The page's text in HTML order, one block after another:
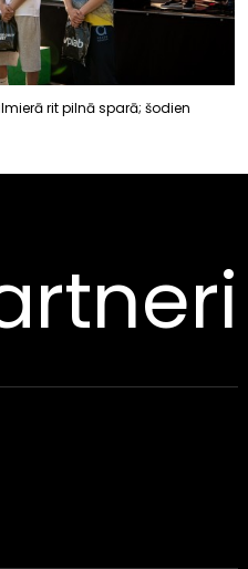
rit pilnā sparā; šodien